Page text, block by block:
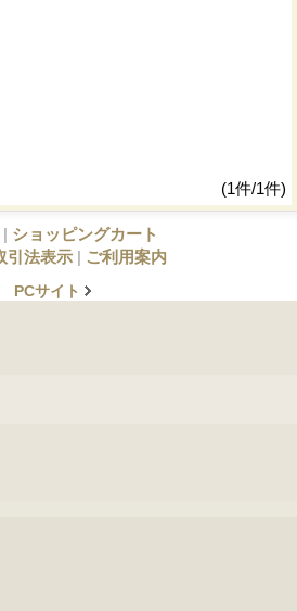
(1件/1件)
| ショッピングカート
引法表示 | ご利用案内
PCサイト